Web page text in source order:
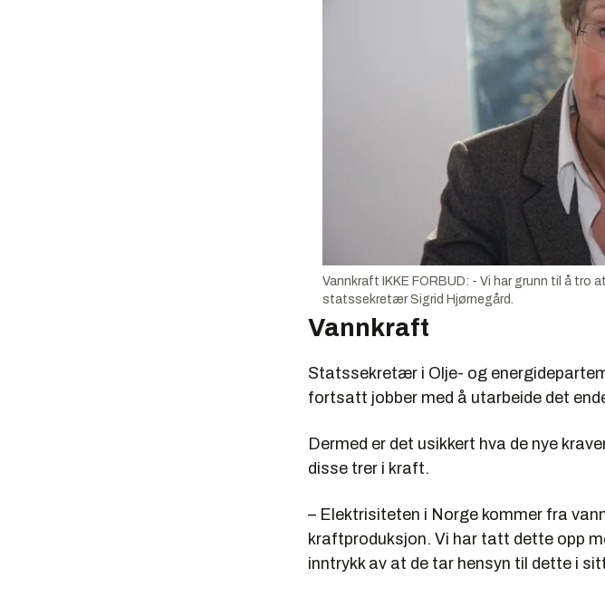
Vannkraft IKKE FORBUD: - Vi har grunn til å tro
statssekretær Sigrid Hjørnegård.
Vannkraft
Statssekretær i Olje- og
fortsatt jobber med å utarbeide det
Dermed er det usikkert hva de nye
disse trer i kraft.
– Elektrisiteten i Norge kommer fra
kraftproduksjon. Vi har tatt dette opp
inntrykk av at de tar hensyn til dette i